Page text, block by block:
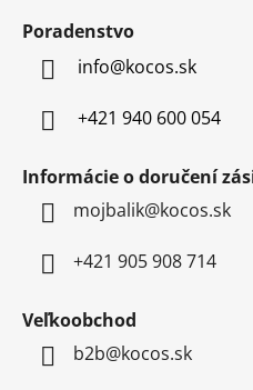
Poradenstvo
info@kocos.sk
+421 940 600 054
Informácie o doručení
mojbalik@kocos.sk
+421 905 908 714
Veľkoobchod
b2b@kocos.sk